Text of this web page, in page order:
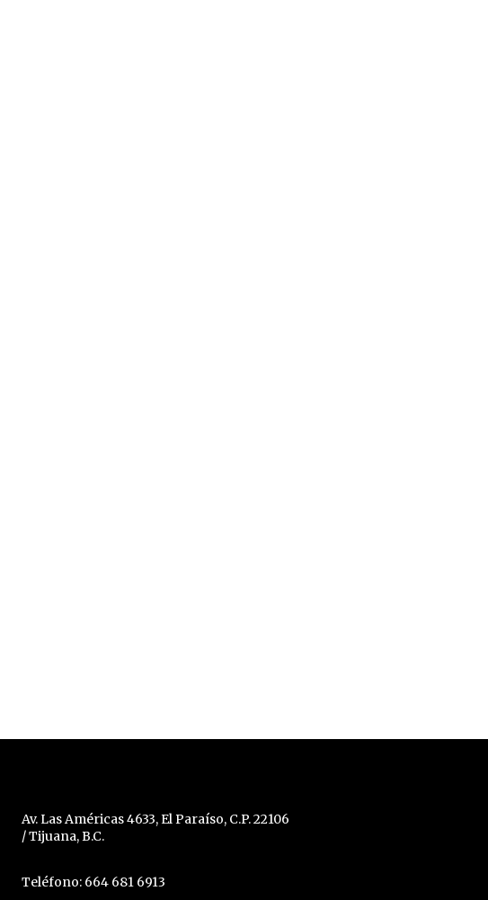
Av. Las Américas 4633, El Paraíso, C.P. 22106
/ Tijuana, B.C.
Teléfono: 664 681 6913